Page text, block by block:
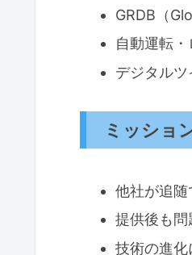
GRDB（
自動運転
デジタル
ミッショ
他社が追随
提供後も
技術の進